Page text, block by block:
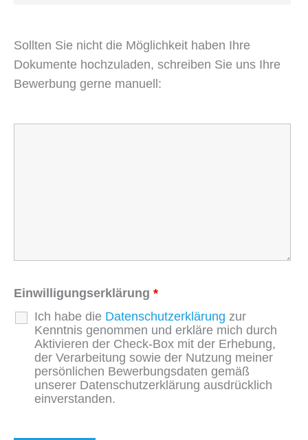
Sollten Sie nicht die Möglichkeit haben Ihre
Dokumente hochzuladen, schreiben Sie uns Ihre
Bewerbung gerne manuell:
Einwilligungserklärung *
Ich habe die Datenschutzerklärung zur
Kenntnis genommen und erkläre mich durch
Aktivieren der Check-Box mit der Erhebung,
der Verarbeitung sowie der Nutzung meiner
persönlichen Bewerbungsdaten gemäß
unserer Datenschutzerklärung ausdrücklich
einverstanden.